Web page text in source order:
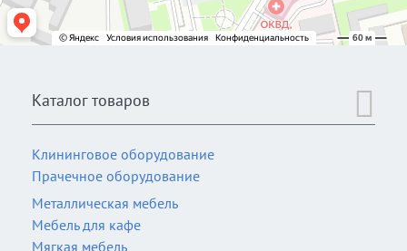
Каталог товаров
Клининговое оборудование
Прачечное оборудование
Металлическая мебель
Мебель для кафе
Мягкая мебель